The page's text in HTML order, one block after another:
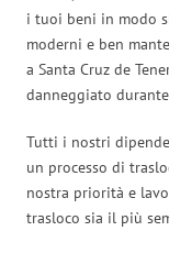
i tuoi beni in modo
moderni e ben
a Santa Cruz de
danneggiato
Tutti i nostri
un processo di
nostra priorità e
trasloco sia il più